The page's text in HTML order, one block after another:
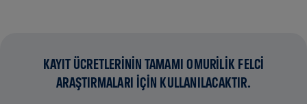
KAYIT ÜCRETLERİNİN TAMAMI OMURİLİK FELCİ
ARAŞTIRMALARI İÇİN KULLANILACAKTIR.